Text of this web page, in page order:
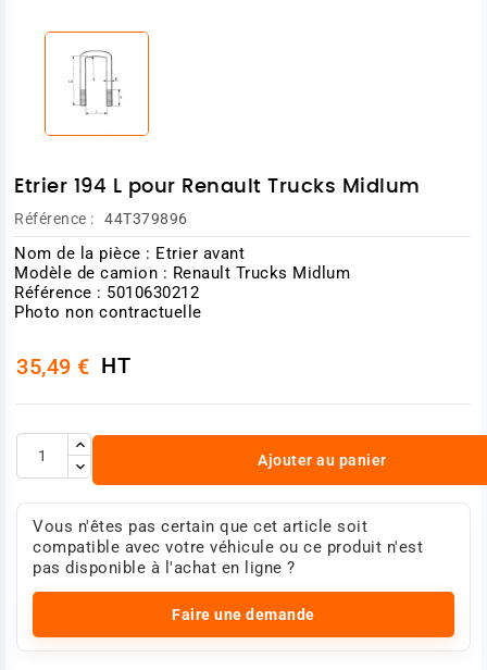
Etrier 194 L pour Renault Trucks Midlum
Référence : 44T379896
Nom de la pièce : Etrier avant
Modèle de camion : Renault Trucks Midlum
Référence : 5010630212
Photo non contractuelle
35,49 € HT
Ajouter au panier
Vous n'êtes pas certain que cet article soit
compatible avec votre véhicule ou ce produit n'est
pas disponible à l'achat en ligne ?
Faire une demande